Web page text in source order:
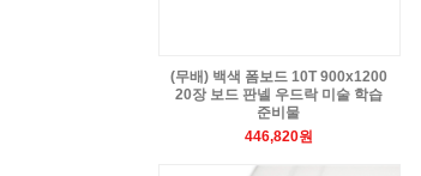
(무배) 백색 폼보드 10T 900x1200
20장 보드 판넬 우드락 미술 학습
준비물
446,820원